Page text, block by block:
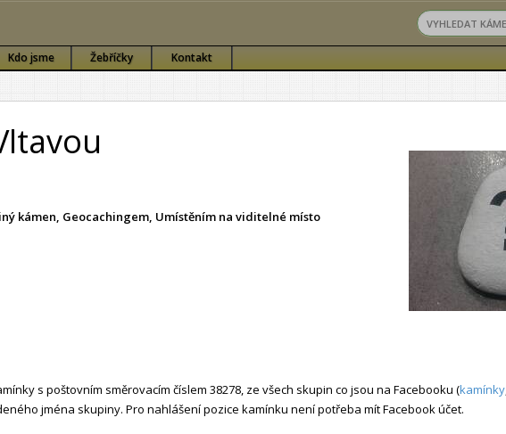
Kdo jsme Žebříčky Kontakt
kámen, Geocachingem, Umístěním na viditelné místo
s poštovním směrovacím číslem 38278, ze všech skupin co jsou na Facebooku (kamínky
jména skupiny. Pro nahlášení pozice kamínku není potřeba mít Facebook účet.